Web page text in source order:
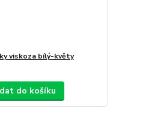
viskoza bílý-květy
do košíku